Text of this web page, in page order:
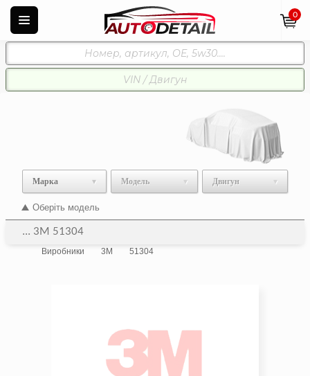
0
Марка Модель Двигун
Оберіть модель
... 3M 51304
Виробники 3M 51304